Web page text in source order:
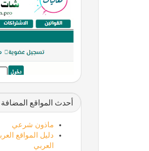
أحدث المواقع المضافة
ماذون شرعي
دليل المواقع
العربي